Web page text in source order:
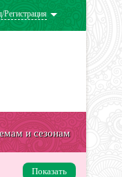
Регистрация
и сезонам
Показать